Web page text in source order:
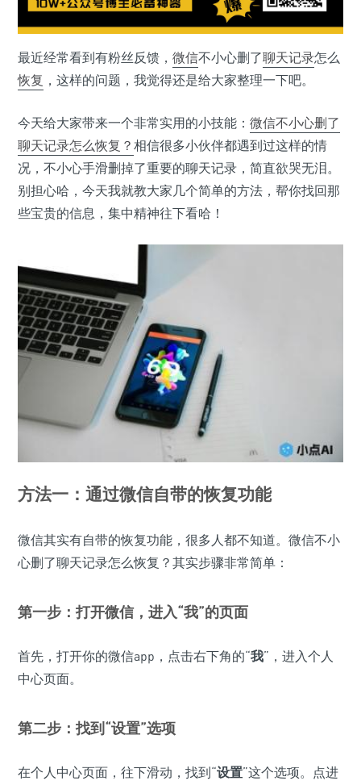
最近经常看到有粉丝反馈， 微信不小心删了聊天记录怎么
恢复 ，这样的问题，我觉得还是给大家整理一下吧。
今天给大家带来一个非常实用的小技能： 微信不小心删了
聊天记录怎么恢复？ 相信很多小伙伴都遇到过这样的情
况，不小心手滑删掉了重要的聊天记录，简直欲哭无泪。
别担心哈，今天我就教大家几个简单的方法，帮你找回那
些宝贵的信息，集中精神往下看哈！
方法一：通过微信自带的恢复功能
微信其实有自带的恢复功能，很多人都不知道。微信不小
心删了聊天记录怎么恢复？其实步骤非常简单：
第一步：打开微信，进入“我”的页面
首先，打开你的微信app，点击右下角的“我”，进入个人
中心页面。
第二步：找到“设置”选项
在个人中心页面，往下滑动，找到“设置”这个选项。点进